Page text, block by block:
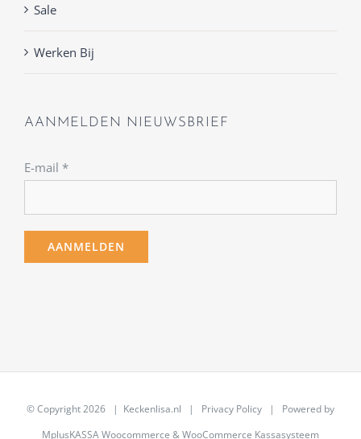
Sale
Werken Bij
AANMELDEN NIEUWSBRIEF
E-mail *
© Copyright2026 | Keckenlisa.nl | Privacy Policy | Powered by
MplusKASSA Woocommerce &WooCommerce Kassasysteem